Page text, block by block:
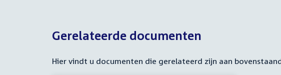
Gerelateerde documenten
Hier vindt u documenten die gerelateerd zijn aan